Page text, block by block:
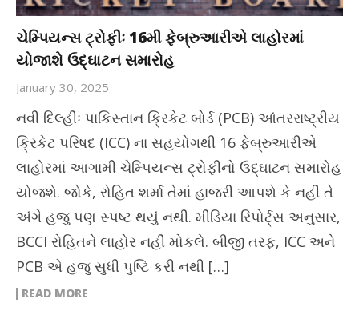
ચેમ્પિયન્સ ટ્રોફીઃ 16મી ફેબ્રુઆરીએ લાહોરમાં
યોજાશે ઉદ્ઘાટન સમારોહ
January 30, 2025
નવી દિલ્હીઃ પાકિસ્તાન ક્રિકેટ બોર્ડ (PCB) આંતરરાષ્ટ્રીય
ક્રિકેટ પરિષદ (ICC) ના સહયોગથી 16 ફેબ્રુઆરીએ
લાહોરમાં આગામી ચેમ્પિયન્સ ટ્રોફીનો ઉદ્ઘાટન સમારોહ
યોજશે. જોકે, રોહિત શર્મા તેમાં હાજરી આપશે કે નહીં તે
અંગે હજુ પણ સ્પષ્ટ થયું નથી. મીડિયા રિપોર્ટ્સ અનુસાર,
BCCI રોહિતને લાહોર નહીં મોકલે. બીજી તરફ, ICC અને
PCB એ હજુ સુધી પુષ્ટિ કરી નથી […]
READ MORE